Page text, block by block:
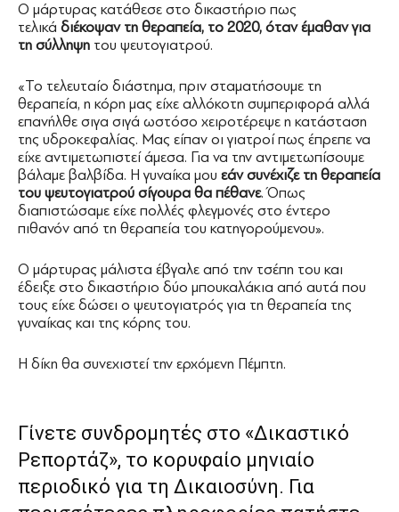
Ο μάρτυρας κατάθεσε στο δικαστήριο πως
τελικά διέκοψαν τη θεραπεία, το 2020, όταν έμαθαν για
τη σύλληψη του ψευτογιατρού.
«Το τελευταίο διάστημα, πριν σταματήσουμε τη
θεραπεία, η κόρη μας είχε αλλόκοτη συμπεριφορά αλλά
επανήλθε σιγα σιγά ωστόσο χειροτέρεψε η κατάσταση
της υδροκεφαλίας. Μας είπαν οι γιατροί πως έπρεπε να
είχε αντιμετωπιστεί άμεσα. Για να την αντιμετωπίσουμε
βάλαμε βαλβίδα. Η γυναίκα μου εάν συνέχιζε τη θεραπεία
του ψευτογιατρού σίγουρα θα πέθανε. Όπως
διαπιστώσαμε είχε πολλές φλεγμονές στο έντερο
πιθανόν από τη θεραπεία του κατηγορούμενου».
Ο μάρτυρας μάλιστα έβγαλε από την τσέπη του και
έδειξε στο δικαστήριο δύο μπουκαλάκια από αυτά που
τους είχε δώσει ο ψευτογιατρός για τη θεραπεία της
γυναίκας και της κόρης του.
Η δίκη θα συνεχιστεί την ερχόμενη Πέμπτη.
Γίνετε συνδρομητές στο «Δικαστικό
Ρεπορτάζ», το κορυφαίο μηνιαίο
περιοδικό για τη Δικαιοσύνη. Για